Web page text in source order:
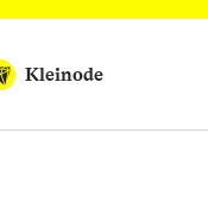
Kleinode